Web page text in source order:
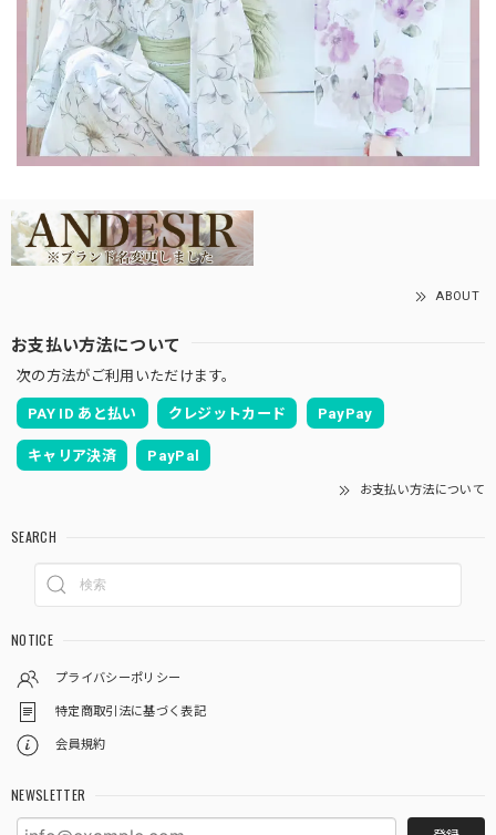
ABOUT
お支払い方法について
次の方法がご利用いただけます。
PAY ID あと払い クレジットカード PayPay
キャリア決済 PayPal
お支払い方法について
SEARCH
NOTICE
プライバシーポリシー
特定商取引法に基づく表記
会員規約
NEWSLETTER